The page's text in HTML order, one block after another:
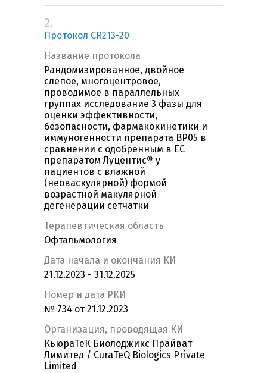
2.
Протокол CR213-20
Название протокола
Рандомизированное, двойное
слепое, многоцентровое,
проводимое в параллельных
группах исследование 3 фазы для
оценки эффективности,
безопасности, фармакокинетики и
иммуногенности препарата BP05 в
сравнении с одобренным в ЕС
препаратом Луцентис® у
пациентов с влажной
(неоваскулярной) формой
возрастной макулярной
дегенерации сетчатки
Терапевтическая область
Офтальмология
Дата начала и окончания КИ
21.12.2023 - 31.12.2025
Номер и дата РКИ
№ 734 от 21.12.2023
Организация, проводящая КИ
КьюраТеК Биолоджикс Прайват
Лимитед / CuraTeQ Biologics Private
Limited